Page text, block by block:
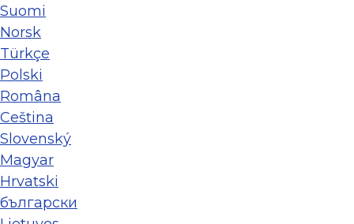
Suomi
Norsk
Türkçe
Polski
Româna
Ceština
Slovenský
Magyar
Hrvatski
български